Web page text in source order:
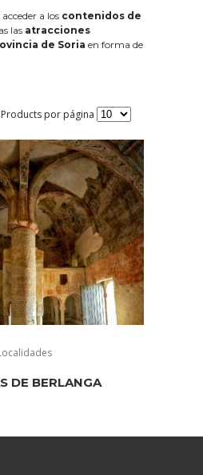
a los contenidos de
las atracciones
de Soria en forma de
Products por página
DE BERLANGA